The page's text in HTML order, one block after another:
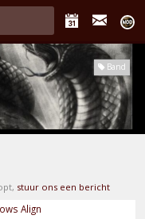
Band
stuur ons een bericht
Align